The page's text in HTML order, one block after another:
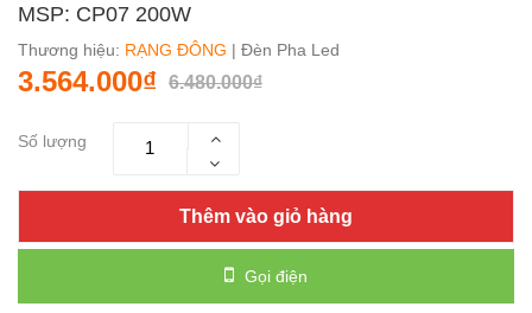
MSP: CP07 200W
Thương hiệu: RẠNG ĐÔNG | Đèn Pha Led
3.564.000₫ 6.480.000₫
Số lượng
Thêm vào giỏ hàng
Gọi điện